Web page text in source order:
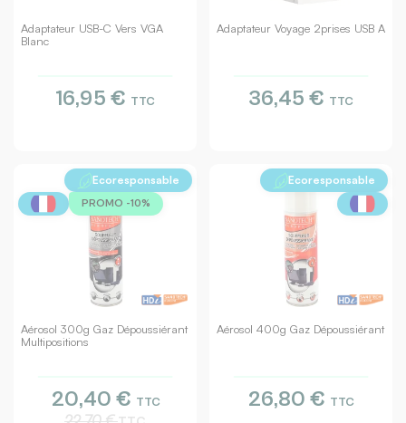
Adaptateur USB-C Vers VGA
Blanc
16,95 € TTC
Adaptateur Voyage 2prises USB A
36,45 € TTC
Aérosol 300g Gaz Dépoussiérant
Multipositions
Ecoresponsable
PROMO -10%
20,40 € TTC
Aérosol 400g Gaz Dépoussiérant
Ecoresponsable
26,80 € TTC